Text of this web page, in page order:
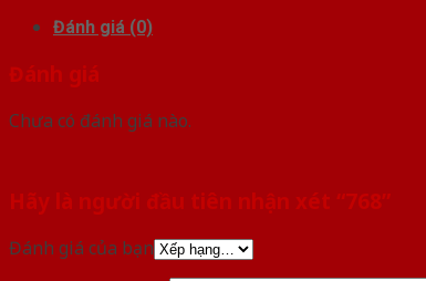
Đánh giá (0)
Đánh giá
Chưa có đánh giá nào.
Hãy là người đầu tiên nhận xét “768”
Đánh giá của bạn